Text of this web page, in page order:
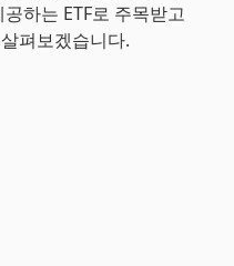
하는 ETF로 주목받고
펴보겠습니다.